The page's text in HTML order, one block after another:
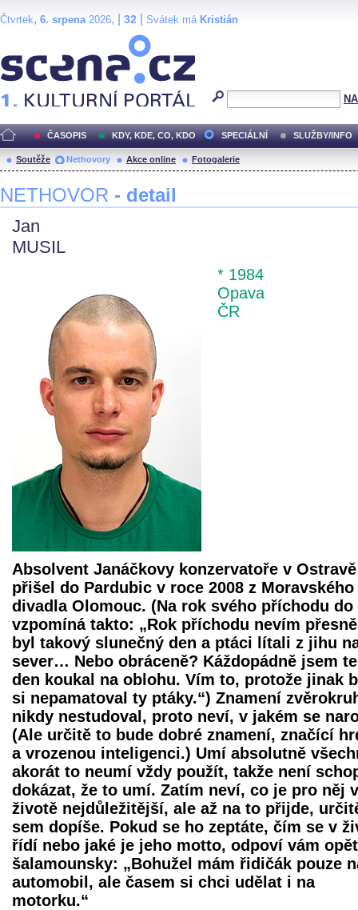
Čtvrtek, 6. srpena2026, | 32 Svátek má Kristián
ČASOPIS KDY, KDE, CO, KDO SPECIÁLNÍ SLUŽBY/INFO
Soutěže Nethovory Akce online Fotogalerie
NETHOVOR - detail
Jan
MUSIL
* 1984
Opava
ČR
Absolvent Janáčkovy konzervatoře v Ostravě
přišel do Pardubic v roce 2008 z Moravského
divadla Olomouc. (Na rok svého příchodu do
vzpomíná takto: „Rok příchodu nevím
byl takový slunečný den a ptáci lítali z jihu
sever… Nebo obráceně? Káždopádně jsem
den koukal na oblohu. Vím to, protože jinak
si nepamatoval ty ptáky.“) Znamení
nikdy nestudoval, proto neví, v jakém se
(Ale určitě to bude dobré znamení, značící
a vrozenou inteligenci.) Umí absolutně
akorát to neumí vždy použít, takže není
dokázat, že to umí. Zatím neví, co je pro něj v
životě nejdůležitější, ale až na to přijde,
sem dopíše. Pokud se ho zeptáte, čím se v
řídí nebo jaké je jeho motto, odpoví vám opět
šalamounsky: „Bohužel mám řidičák pouze
automobil, ale časem si chci udělat i na
motorku.“